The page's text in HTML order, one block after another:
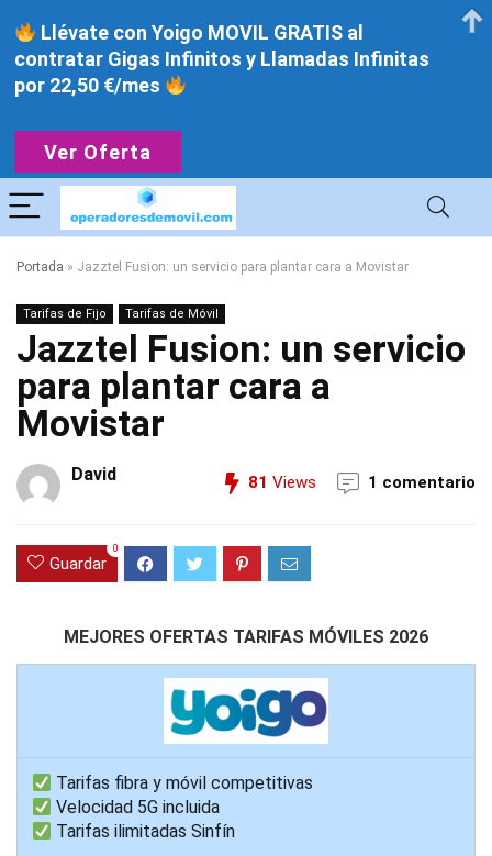
Portada » Jazztel Fusion: un servicio para plantar cara a Movistar
Tarifas de Fijo Tarifas de Móvil
Jazztel Fusion: un servicio
para plantar cara a
Movistar
David 81 Views 1 comentario
Guardar
0
MEJORES OFERTAS TARIFAS MÓVILES 2026
Tarifas fibra y móvil competitivas
Velocidad 5G incluida
Tarifas ilimitadas Sinfín
Llévate con Yoigo MOVIL GRATIS al
contratar Gigas Infinitos y Llamadas Infinitas
por 22,50 €/mes
Ver Oferta